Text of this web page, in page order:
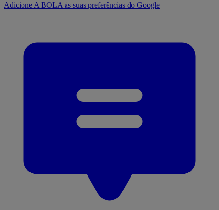
Adicione A BOLA às suas preferências do Google